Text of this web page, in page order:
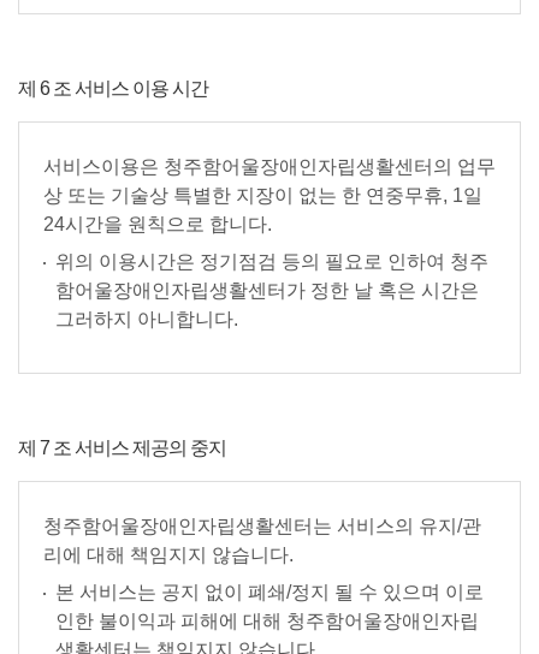
제 6 조 서비스 이용 시간
서비스이용은 청주함어울장애인자립생활센터의 업무
상 또는 기술상 특별한 지장이 없는 한 연중무휴, 1일
24시간을 원칙으로 합니다.
위의 이용시간은 정기점검 등의 필요로 인하여 청주
함어울장애인자립생활센터가 정한 날 혹은 시간은
그러하지 아니합니다.
제 7 조 서비스 제공의 중지
청주함어울장애인자립생활센터는 서비스의 유지/관
리에 대해 책임지지 않습니다.
본 서비스는 공지 없이 폐쇄/정지 될 수 있으며 이로
인한 불이익과 피해에 대해 청주함어울장애인자립
생활센터는 책임지지 않습니다.